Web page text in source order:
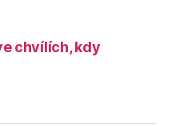
chvílích, kdy